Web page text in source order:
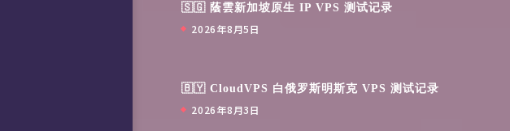
🇸🇬 蔭雲新加坡原生 IP VPS 测试记录
2026年8月5日
🇧🇾 CloudVPS 白俄罗斯明斯克 VPS 测试记录
2026年8月3日